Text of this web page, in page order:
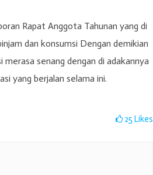
Rapat Anggota Tahunan yang di
dan konsumsi Dengan demikian
senang dengan di adakannya
yang berjalan selama ini.
25 Likes